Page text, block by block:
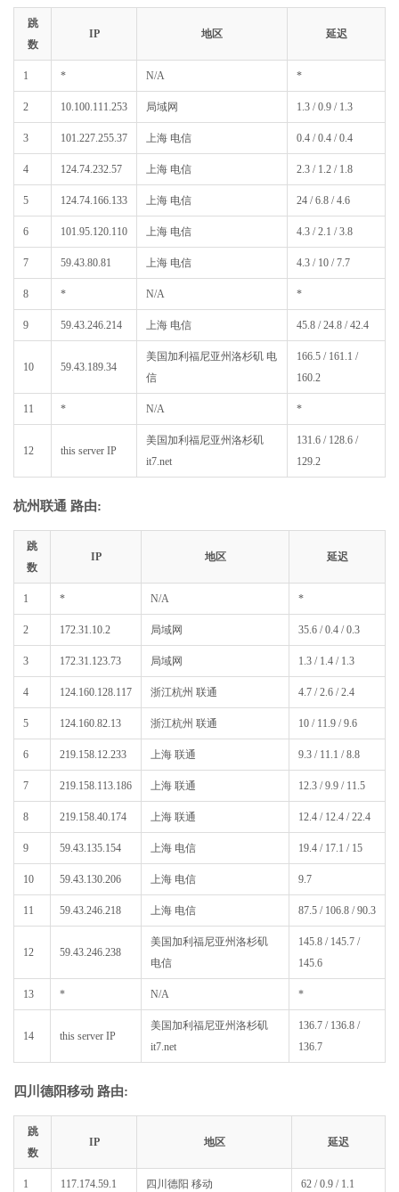
跳
数
IP 地区 延迟
1 * N/A *
2 10.100.111.253 局域网 1.3 / 0.9 / 1.3
3 101.227.255.37 上海 电信 0.4 / 0.4 / 0.4
4 124.74.232.57 上海 电信 2.3 / 1.2 / 1.8
5 124.74.166.133 上海 电信 24 / 6.8 / 4.6
6 101.95.120.110 上海 电信 4.3 / 2.1 / 3.8
7 59.43.80.81 上海 电信 4.3 / 10 / 7.7
8 * N/A *
9 59.43.246.214 上海 电信 45.8 / 24.8 / 42.4
10 59.43.189.34
美国加利福尼亚州洛杉矶 电
信
166.5 / 161.1 /
160.2
11 * N/A *
12 this server IP
美国加利福尼亚州洛杉矶
it7.net
131.6 / 128.6 /
129.2
杭州联通 路由:
跳
数
IP 地区 延迟
1 * N/A *
2 172.31.10.2 局域网 35.6 / 0.4 / 0.3
3 172.31.123.73 局域网 1.3 / 1.4 / 1.3
4 124.160.128.117 浙江杭州 联通 4.7 / 2.6 / 2.4
5 124.160.82.13 浙江杭州 联通 10 / 11.9 / 9.6
6 219.158.12.233 上海 联通 9.3 / 11.1 / 8.8
7 219.158.113.186 上海 联通 12.3 / 9.9 / 11.5
8 219.158.40.174 上海 联通 12.4 / 12.4 / 22.4
9 59.43.135.154 上海 电信 19.4 / 17.1 / 15
10 59.43.130.206 上海 电信 9.7
11 59.43.246.218 上海 电信 87.5 / 106.8 / 90.3
12 59.43.246.238
美国加利福尼亚州洛杉矶
电信
145.8 / 145.7 /
145.6
13 * N/A *
14 this server IP
美国加利福尼亚州洛杉矶
it7.net
136.7 / 136.8 /
136.7
四川德阳移动 路由:
跳
数
IP 地区 延迟
1 117.174.59.1 四川德阳 移动 62 / 0.9 / 1.1